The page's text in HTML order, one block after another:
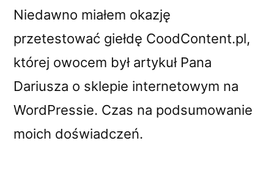
Niedawno miałem okazję
przetestować giełdę CoodContent.pl,
której owocem był artykuł Pana
Dariusza o sklepie internetowym na
WordPressie. Czas na podsumowanie
moich doświadczeń.